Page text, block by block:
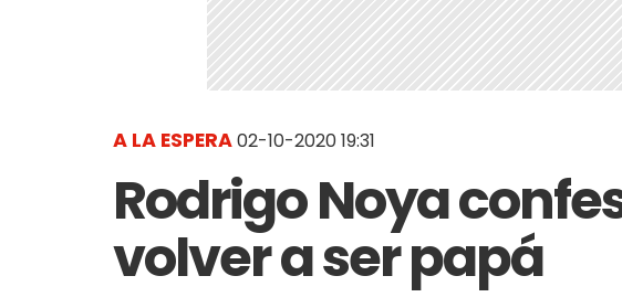
A LA ESPERA02-10-2020 19:31
Rodrigo Noya
volver a ser papá